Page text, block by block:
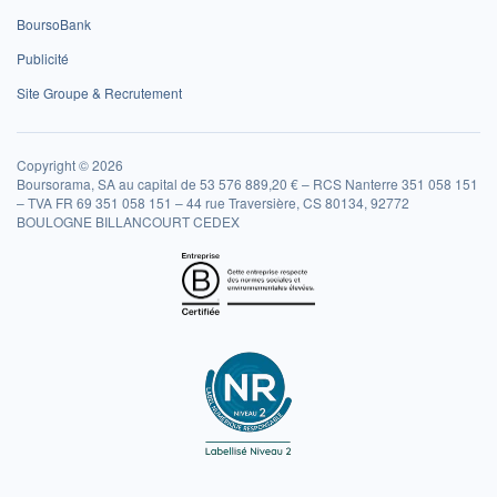
BoursoBank
Publicité
Site Groupe & Recrutement
Copyright © 2026
Boursorama, SA au capital de 53 576 889,20 € – RCS Nanterre 351 058 151
– TVA FR 69 351 058 151 – 44 rue Traversière, CS 80134, 92772
BOULOGNE BILLANCOURT CEDEX